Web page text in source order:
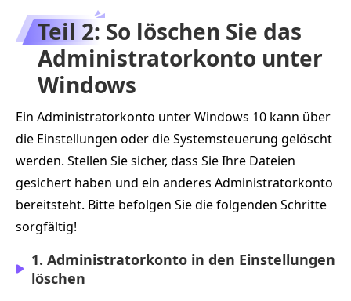
Teil 2: So löschen Sie das
Administratorkonto unter
Windows
Ein Administratorkonto unter Windows 10 kann über
die Einstellungen oder die Systemsteuerung gelöscht
werden. Stellen Sie sicher, dass Sie Ihre Dateien
gesichert haben und ein anderes Administratorkonto
bereitsteht. Bitte befolgen Sie die folgenden Schritte
sorgfältig!
1. Administratorkonto in den Einstellungen
löschen